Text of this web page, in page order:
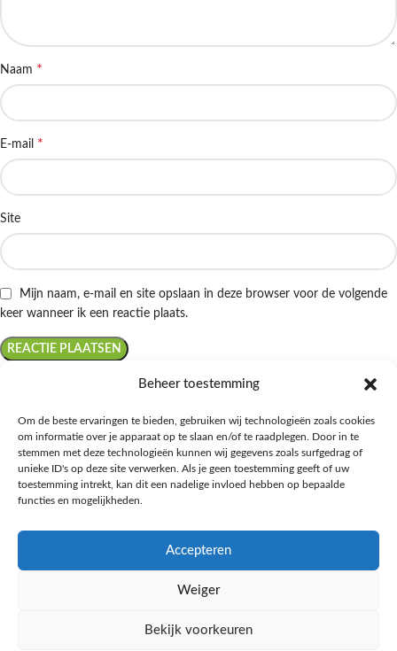
Beheer toestemming
Om de beste ervaringen te bieden, gebruiken wij technologieën zoals cookies
om informatie over je apparaat op te slaan en/of te raadplegen. Door in te
stemmen met deze technologieën kunnen wij gegevens zoals surfgedrag of
unieke ID's op deze site verwerken. Als je geen toestemming geeft of uw
toestemming intrekt, kan dit een nadelige invloed hebben op bepaalde
functies en mogelijkheden.
Accepteren
Weiger
Bekijk voorkeuren
Naam *
E-mail *
Site
Mijn naam, e-mail en site opslaan in deze browser voor de volgende
keer wanneer ik een reactie plaats.
Ontdek de beste keto-vriendelijke keuzes van Albert Heijn, verrijk je
kennis met onze diepgaande blogs over het keto-dieet, en deel jouw
favoriete keto recepten in onze bruisende online gemeenschap!
Ketomaaltijd.nl 2025